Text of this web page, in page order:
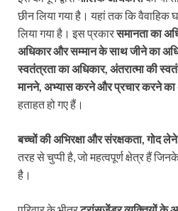
छीन लिया गया है। यहां तक कि वैवाहिक
लिया गया है। इस प्रकारसमानता का
अधिकार और सम्मान के साथ जीने का
स्वतंत्रता का अधिकार, अंतरात्मा की
मानने, अभ्यास करने और प्रचार करने का
हताहत हो गए हैं।
बच्चों की अभिरक्षा और संरक्षकता,गोद
तरह से चुप्पी है, जो महत्वपूर्ण क्षेत्र हैं
है।